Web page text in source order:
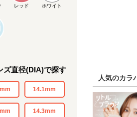
レッド ホワイト
ズ直径(DIA)で探す
14.1mm
14.3mm
人気のカラ